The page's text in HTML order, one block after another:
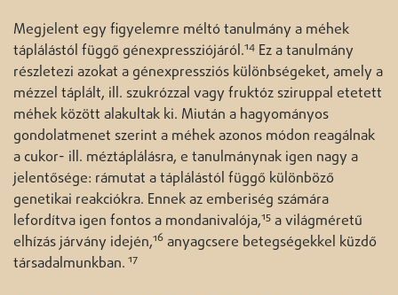
Megjelent egy figyelemre méltó tanulmány a méhek
táplálástól függő génexpressziójáról.14 Ez a tanulmány
részletezi azokat a génexpressziós különbségeket, amely a
mézzel táplált, ill. szukrózzal vagy fruktóz sziruppal etetett
méhek között alakultak ki. Miután a hagyományos
gondolatmenet szerint a méhek azonos módon reagálnak
a cukor- ill. méztáplálásra, e tanulmánynak igen nagy a
jelentősége: rámutat a táplálástól függő különböző
genetikai reakciókra. Ennek az emberiség számára
lefordítva igen fontos a mondanivalója,15 a világméretű
elhízás járvány idején,16 anyagcsere betegségekkel küzdő
társadalmunkban. 17